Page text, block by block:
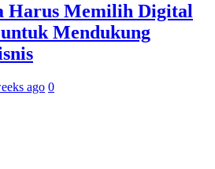
Harus Memilih Digital
Mendukung
ago 0